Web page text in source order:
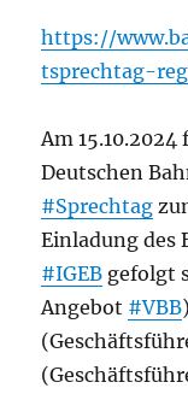
https://
tsprechtag-
Am
Deutschen
#Sprechtag
Einladung des
#IGEB gefolgt
Angebot #VBB